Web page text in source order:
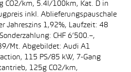
CO2/km, 5.4l/100km, Kat. D in
inkl. Ablieferungspauschale
Jahreszins 1,92%, Laufzeit: 48
CHF 6’500.–,
Mt. Abgebildet: Audi A1
115 PS/85 kW, 7-Gang
125g CO2/km,